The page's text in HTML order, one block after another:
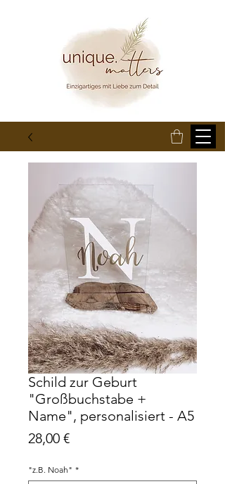
Schild zur Geburt
"Großbuchstabe +
Name", personalisiert - A5
28,00 €Preis
"z.B. Noah" *